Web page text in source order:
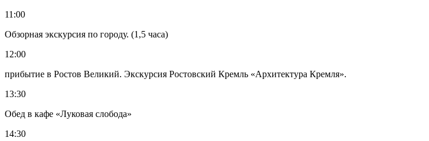
11:00
Обзорная экскурсия по городу. (1,5 часа)
12:00
прибытие в Ростов Великий. Экскурсия Ростовский Кремль «Архитектура Кремля».
13:30
Обед в кафе «Луковая слобода»
14:30